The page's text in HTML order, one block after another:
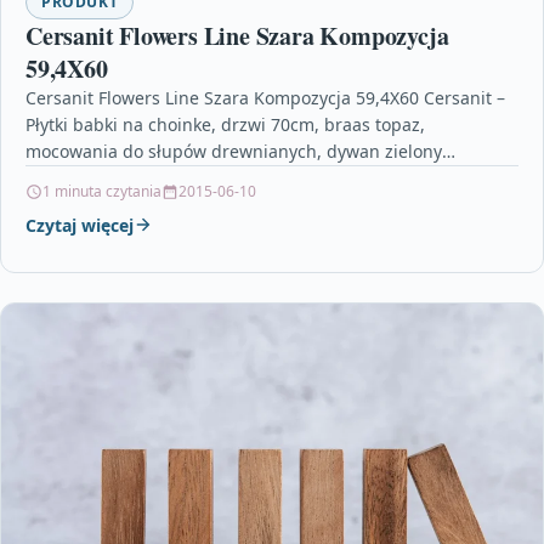
Cersanit Flowers Line Szara Kompozycja
59,4X60
Cersanit Flowers Line Szara Kompozycja 59,4X60 Cersanit –
Płytki babki na choinke, drzwi 70cm, braas topaz,
mocowania do słupów drewnianych, dywan zielony
1 minuta czytania 2015-06-10
Czytaj więcej